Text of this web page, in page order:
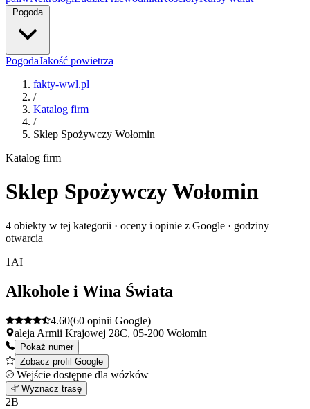
Pogoda
PogodaJakość powietrza
fakty-wwl.pl
/
Katalog firm
/
Sklep Spożywczy Wołomin
Katalog firm
Sklep Spożywczy Wołomin
4 obiekty w tej kategorii · oceny i opinie z Google · godziny
otwarcia
1 AI
Alkohole i Wina Świata
4.60(60 opinii Google)
aleja Armii Krajowej 28C, 05-200 Wołomin
Pokaż numer
Zobacz profil Google
Wejście dostępne dla wózków
1
+
Wyznacz trasę
2B